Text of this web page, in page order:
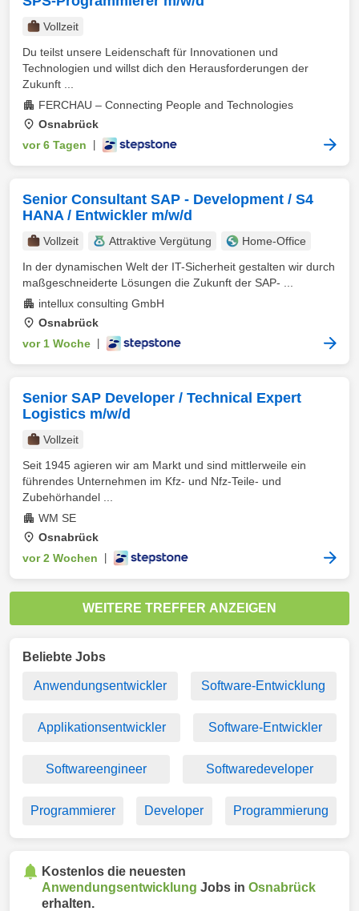
Vollzeit
Du teilst unsere Leidenschaft für Innovationen und
Technologien und willst dich den Herausforderungen der
Zukunft ...
FERCHAU – Connecting People and Technologies
Osnabrück
vor 6 Tagen
Senior Consultant SAP - Development / S4
HANA / Entwickler m/w/d
Vollzeit Attraktive Vergütung
Home-Office
In der dynamischen Welt der IT-Sicherheit gestalten wir durch
maßgeschneiderte Lösungen die Zukunft der SAP- ...
intellux consulting GmbH
Osnabrück
vor 1 Woche
Senior SAP Developer / Technical Expert
Logistics m/w/d
Vollzeit
Seit 1945 agieren wir am Markt und sind mittlerweile ein
führendes Unternehmen im Kfz- und Nfz-Teile- und
Zubehörhandel ...
WM SE
Osnabrück
vor 2 Wochen
WEITERE TREFFER ANZEIGEN
Beliebte Jobs
Anwendungsentwickler Software-Entwicklung
Applikationsentwickler Software-Entwickler
Softwareengineer Softwaredeveloper
Programmierer Developer Programmierung
Kostenlos die neuesten
Anwendungsentwicklung Jobs in Osnabrück
erhalten.